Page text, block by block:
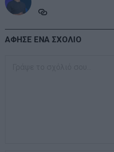
ΑΦΗΣΕ ΕΝΑ ΣΧΟΛΙΟ